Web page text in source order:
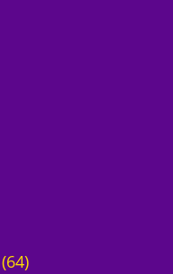
646